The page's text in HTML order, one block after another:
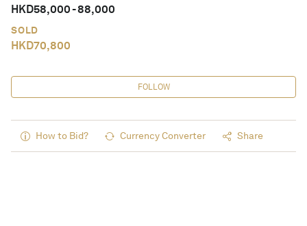
HKD58,000-88,000
SOLD
HKD70,800
FOLLOW
How to Bid? Currency Converter Share